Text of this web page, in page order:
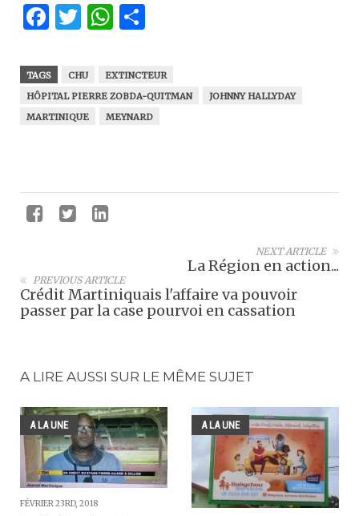
Facebook
Twitter
WhatsApp
TAGS CHU
EXTINCTEUR
HÔPITAL PIERRE ZOBDA-QUITMAN
JOHNNY HALLYDAY
MARTINIQUE
MEYNARD
NEXT ARTICLE
La Région en action...
PREVIOUS ARTICLE
Crédit Martiniquais l'affaire va pouvoir
passer par la case pourvoi en cassation
A LIRE AUSSI SUR LE MÊME SUJET
A LA UNE
FÉVRIER 23RD, 2018
A LA UNE